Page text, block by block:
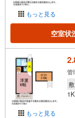
もっと見る
空室状
もっと見る
管
敷
1K